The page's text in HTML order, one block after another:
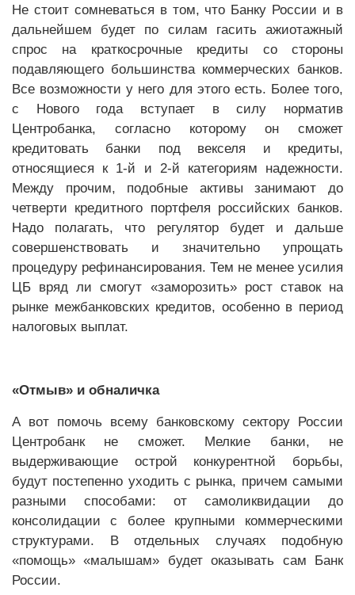
Не стоит сомневаться в том, что Банку России и в
дальнейшем будет по силам гасить ажиотажный
спрос на краткосрочные кредиты со стороны
подавляющего большинства коммерческих банков.
Все возможности у него для этого есть. Более того,
с Нового года вступает в силу норматив
Центробанка, согласно которому он сможет
кредитовать банки под векселя и кредиты,
относящиеся к 1-й и 2-й категориям надежности.
Между прочим, подобные активы занимают до
четверти кредитного портфеля российских банков.
Надо полагать, что регулятор будет и дальше
совершенствовать и значительно упрощать
процедуру рефинансирования. Тем не менее усилия
ЦБ вряд ли смогут «заморозить» рост ставок на
рынке межбанковских кредитов, особенно в период
налоговых выплат.
«Отмыв» и обналичка
А вот помочь всему банковскому сектору России
Центробанк не сможет. Мелкие банки, не
выдерживающие острой конкурентной борьбы,
будут постепенно уходить с рынка, причем самыми
разными способами: от самоликвидации до
консолидации с более крупными коммерческими
структурами. В отдельных случаях подобную
«помощь» «малышам» будет оказывать сам Банк
России.